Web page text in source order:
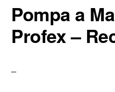
Ricambi
Bici
e
Pompa a
Profex –